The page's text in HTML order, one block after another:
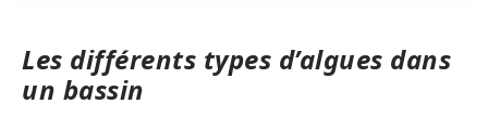
Les différents types d’algues dans
un bassin